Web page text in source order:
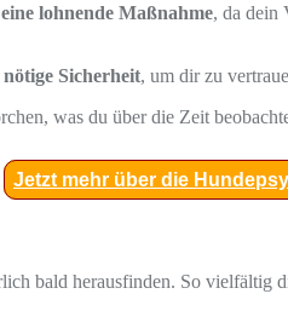
eine lohnende Maßnahme, da dein
nötige Sicherheit, um dir zu
was du über die Zeit
Jetzt mehr über die
bald herausfinden. So vielfältig